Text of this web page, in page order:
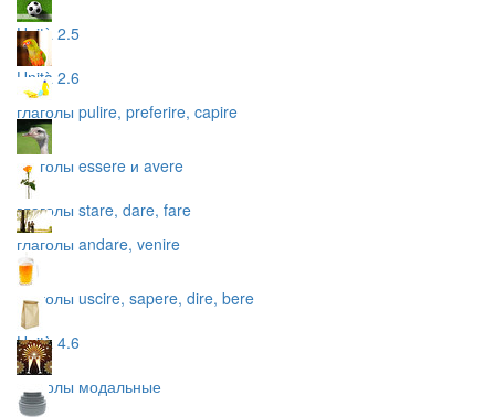
Unità 2.5
Unità 2.6
глаголы pulire, preferire, capire
глаголы essere и avere
глаголы stare, dare, fare
глаголы andare, venire
глаголы uscire, sapere, dire, bere
Unità 4.6
глаголы модальные